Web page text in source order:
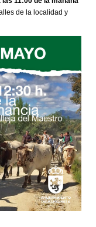
de la localidad y